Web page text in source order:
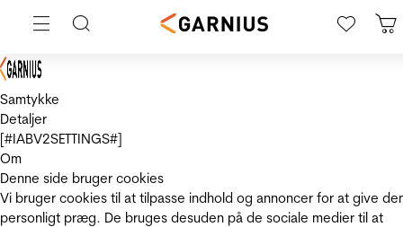
Samtykke
Detaljer
[#IABV2SETTINGS#]
Om
Denne side bruger cookies
Vi bruger cookies til at tilpasse indhold og annoncer for at give
personligt præg. De bruges desuden på de sociale medier til at